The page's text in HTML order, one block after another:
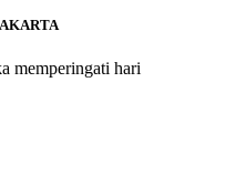
memperingati hari